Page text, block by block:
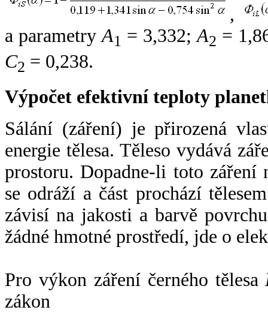
,
a parametryA1 = 3,332;A2 =
C2 = 0,238.
Výpočet efektivní teploty
Sálání (záření) je přirozená
energie tělesa. Těleso vydává
prostoru. Dopadne-li toto záření
se odráží a část prochází
závisí na jakosti a barvě
žádné hmotné prostředí, jde o
Pro výkon záření černého tělesa
zákon